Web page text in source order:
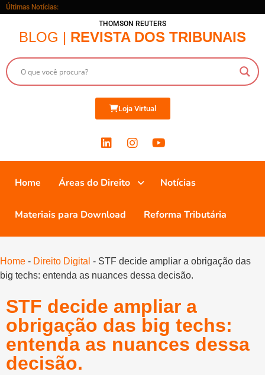
Últimas Notícias:
THOMSON REUTERS
BLOG | REVISTA DOS TRIBUNAIS
Loja Virtual
Home Áreas do Direito Notícias
Materiais para Download Reforma Tributária
Home - Direito Digital - STF decide ampliar a obrigação das
big techs: entenda as nuances dessa decisão.
STF decide ampliar a
obrigação das big techs:
entenda as nuances dessa
decisão.